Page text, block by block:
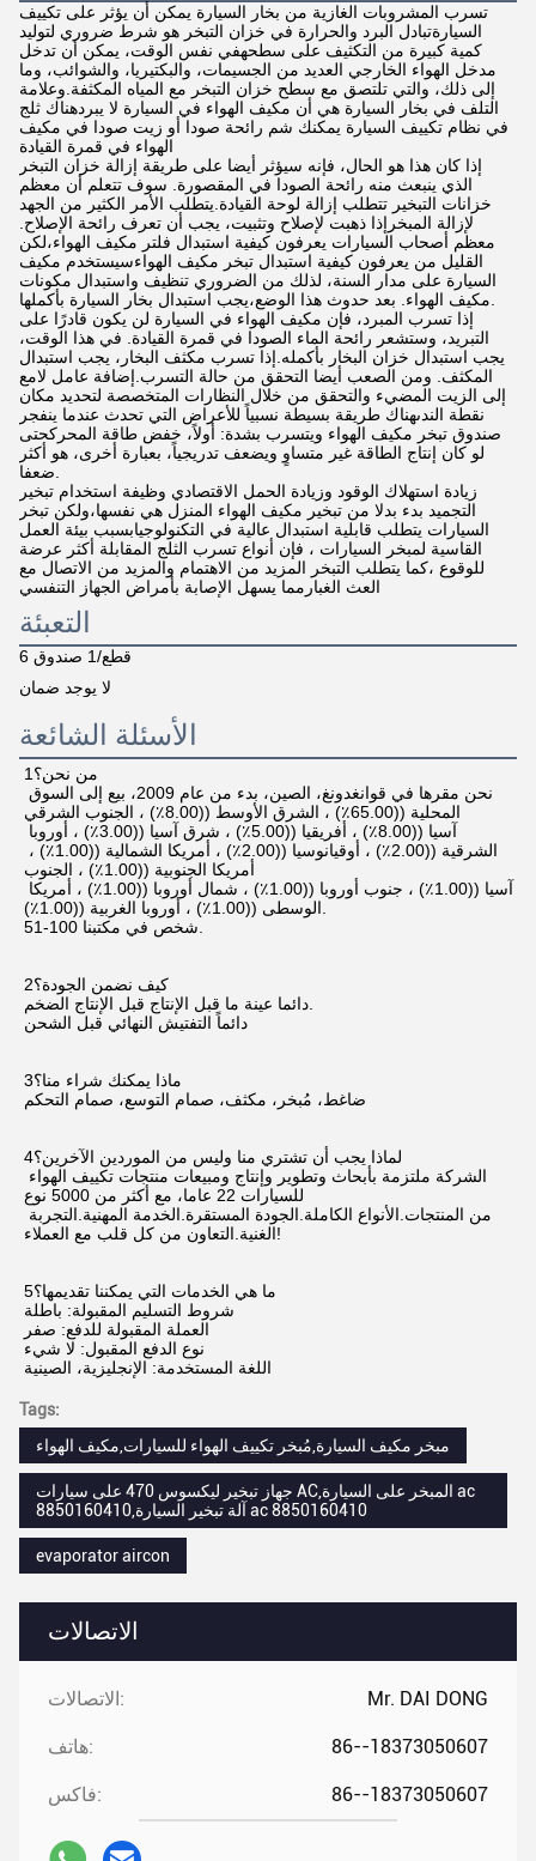
الاتصالات
الاتصالات: Mr. DAI DONG
هاتف: 86--18373050607
فاكس: 86--18373050607
تسرب المشروبات الغازية من بخار السيارة يمكن أن يؤثر على تكييف
السيارةتبادل البرد والحرارة في خزان التبخر هو شرط ضروري لتوليد
كمية كبيرة من التكثيف على سطحهفي نفس الوقت، يمكن أن تدخل
مدخل الهواء الخارجي العديد من الجسيمات، والبكتيريا، والشوائب، وما
إلى ذلك، والتي تلتصق مع سطح خزان التبخر مع المياه المكثفة.وعلامة
التلف في بخار السيارة هي أن مكيف الهواء في السيارة لا يبردهناك ثلج
في نظام تكييف السيارة يمكنك شم رائحة صودا أو زيت صودا في مكيف
الهواء في قمرة القيادة
إذا كان هذا هو الحال، فإنه سيؤثر أيضا على طريقة إزالة خزان التبخر
الذي ينبعث منه رائحة الصودا في المقصورة. سوف تتعلم أن معظم
خزانات التبخير تتطلب إزالة لوحة القيادة.يتطلب الأمر الكثير من الجهد
لإزالة المبخرإذا ذهبت لإصلاح وتثبيت، يجب أن تعرف رائحة الإصلاح.
معظم أصحاب السيارات يعرفون كيفية استبدال فلتر مكيف الهواء،لكن
القليل من يعرفون كيفية استبدال تبخر مكيف الهواءسيستخدم مكيف
السيارة على مدار السنة، لذلك من الضروري تنظيف واستبدال مكونات
إذا تسرب المبرد، فإن مكيف الهواء في السيارة لن يكون قادرًا على
التبريد، وستشعر رائحة الماء الصودا في قمرة القيادة. في هذا الوقت،
يجب استبدال خزان البخار بأكمله.إذا تسرب مكثف البخار، يجب استبدال
المكثف. ومن الصعب أيضا التحقق من حالة التسرب.إضافة عامل لامع
إلى الزيت المضيء والتحقق من خلال النظارات المتخصصة لتحديد مكان
نقطة الندىهناك طريقة بسيطة نسبياً للأعراض التي تحدث عندما ينفجر
صندوق تبخر مكيف الهواء ويتسرب بشدة: أولاً، خفض طاقة المحركحتى
لو كان إنتاج الطاقة غير متساوٍ ويضعف تدريجياً، بعبارة أخرى، هو أكثر
زيادة استهلاك الوقود وزيادة الحمل الاقتصادي وظيفة استخدام تبخير
التجميد بدء بدلا من تبخير مكيف الهواء المنزل هي نفسها،ولكن تبخر
السيارات يتطلب قابلية استبدال عالية في التكنولوجيابسبب بيئة العمل
القاسية لمبخر السيارات ، فإن أنواع تسرب الثلج المقابلة أكثر عرضة
للوقوع ،كما يتطلب التبخر المزيد من الاهتمام والمزيد من الاتصال مع
العث الغبارمما يسهل الإصابة بأمراض الجهاز التنفسي
التعبئة
6 قطع/1 صندوق
لا يوجد ضمان
الأسئلة الشائعة
1من نحن؟
المحلية ((65.00٪) ، الشرق الأوسط ((8.00٪) ، الجنوب الشرقي
أمريكا الجنوبية ((1.00٪) ، الجنوب
2كيف نضمن الجودة؟
دائماً التفتيش النهائي قبل الشحن
3ماذا يمكنك شراء منا؟
ضاغط، مُبخر، مكثف، صمام التوسع، صمام التحكم
4لماذا يجب أن تشتري منا وليس من الموردين الآخرين؟
للسيارات 22 عاما، مع أكثر من 5000 نوع
الغنية.التعاون من كل قلب مع العملاء!
5ما هي الخدمات التي يمكننا تقديمها؟
شروط التسليم المقبولة: باطلة
العملة المقبولة للدفع: صفر
نوع الدفع المقبول: لا شيء
اللغة المستخدمة: الإنجليزية، الصينية
Tags:
مبخر مكيف السيارة,مُبخر تكييف الهواء للسيارات,مكيف الهواء
جهاز تبخير ليكسوس 470 على سيارات AC,المبخر على السيارة ac
8850160410,آلة تبخير السيارة ac 8850160410
evaporator aircon